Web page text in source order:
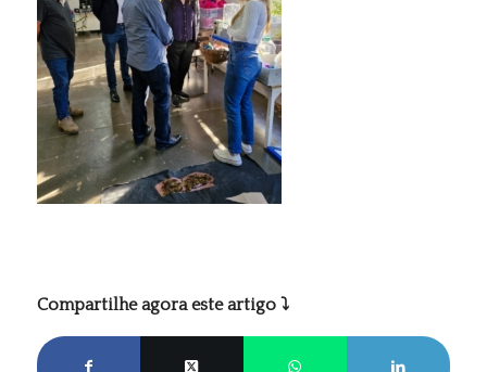
Compartilhe agora este artigo ⤵